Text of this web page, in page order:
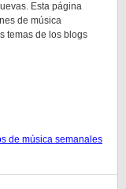
Esta página
de música
temas de los blogs
de música semanales